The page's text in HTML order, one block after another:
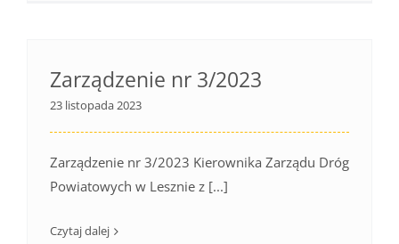
Zarządzenie nr 3/2023
23 listopada 2023
Zarządzenie nr 3/2023 Kierownika Zarządu Dróg
Powiatowych w Lesznie z [...]
Czytaj dalej